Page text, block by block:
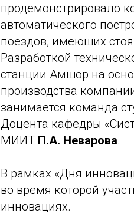
продемонстрировало
автоматического
поездов, имеющих
Разработкой
станции Амшор на
производства
занимается команда
Доцента кафедры
МИИТ П.А. Неварова.
В рамках «Дня
во время которой
инновациях.